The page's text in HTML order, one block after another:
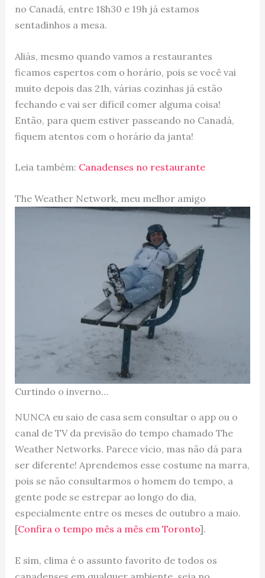
no Canadá, entre 18h30 e 19h já estamos
sentadinhos a mesa.
Aliás, mesmo quando vamos a restaurantes
ficamos espertos com o horário, pois se você vai
muito depois das 21h, várias cozinhas já estão
fechando e vai ser difícil comer alguma coisa!
Então, para quem estiver passeando no Canadá,
fiquem atentos com o horário da janta!
Leia também: Canadenses no restaurante
The Weather Network, meu melhor amigo
Curtindo o inverno…
NUNCA eu saio de casa sem consultar o app ou o
canal de TV da previsão do tempo chamado The
Weather Networks. Parece vício, mas não dá para
ser diferente! Aprendemos esse costume na marra,
pois se não consultarmos o homem do tempo, a
gente pode se estrepar ao longo do dia,
especialmente entre os meses de outubro a maio.
[Confira o tempo mês a mês em Toronto].
E sim, clima é o assunto favorito de todos os